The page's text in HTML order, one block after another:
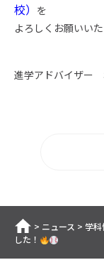
校） を
よろしくお願いいた
進学アドバイザー
ホーム
> ニュース > 学
した！